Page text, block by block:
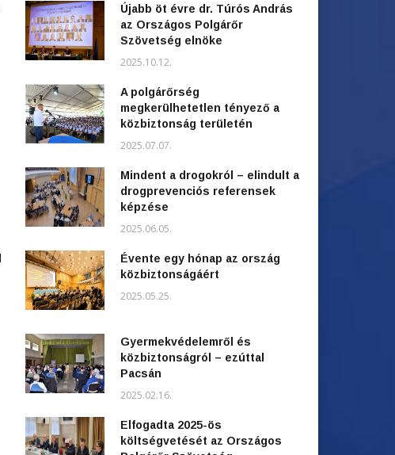
Újabb öt évre dr. Túrós András
az Országos Polgárőr
Szövetség elnöke
2025.10.12.
A polgárőrség
megkerülhetetlen tényező a
közbiztonság területén
2025.07.07.
Mindent a drogokról – elindult a
drogprevenciós referensek
képzése
2025.06.05.
Évente egy hónap az ország
közbiztonságáért
2025.05.25.
Gyermekvédelemről és
közbiztonságról – ezúttal
Pacsán
2025.02.16.
Elfogadta 2025-ös
költségvetését az Országos